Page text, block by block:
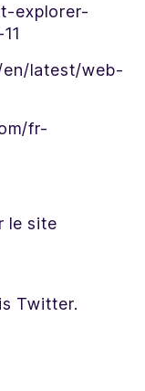
explorer-
en/latest/web-
fr-
le site
Twitter.